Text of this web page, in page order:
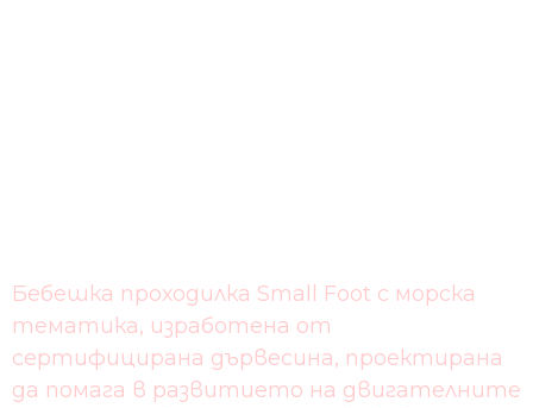
Бебешка проходилка Small Foot с морска
тематика, изработена от
сертифицирана дървесина, проектирана
да помага в развитието на двигателните